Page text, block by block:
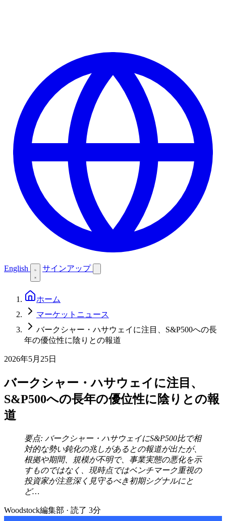
English サインアップ
ホーム
マーケットニュース
バークシャー・ハサウェイに注目、S&P500への長
年の優位性に陰りとの報道
2026年5月25日
バークシャー・ハサウェイに注目、
S&P500への長年の優位性に陰りとの報
道
要点: バークシャー・ハサウェイにS&P500比で相
対的な勢い鈍化の兆しがあるとの報道が出たが、
根拠や期間、規模が不明で、事業実態の悪化を示
すものではなく、現時点ではベンチマーク重視の
投資家が注意深く見守るべき初期シグナルにと
ど…
Woodstock編集部 · 読了 3分